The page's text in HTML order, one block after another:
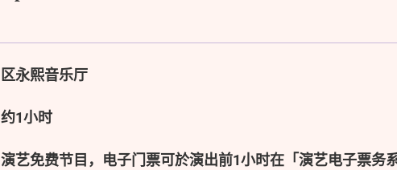
区永熙音乐厅
约1小时
演艺免费节目，电子门票可於演出前1小时在「演艺电子票务